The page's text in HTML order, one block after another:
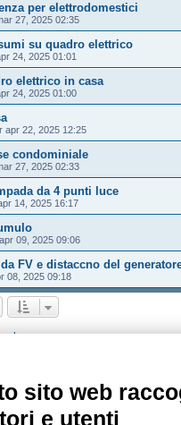
per elettrodomestici
27, 2025 02:35
su quadro elettrico
24, 2025 01:01
elettrico in casa
24, 2025 01:00
apr 22, 2025 12:25
condominiale
27, 2025 02:33
da 4 punti luce
14, 2025 16:17
09, 2025 09:06
FV e distaccno del
08, 2025 09:18
sito web
e utenti